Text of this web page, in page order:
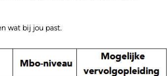
wat bij jou past.